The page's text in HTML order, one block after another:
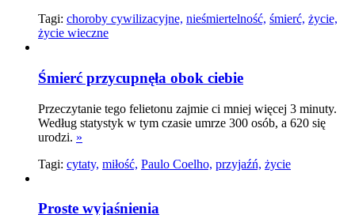
Tagi: choroby cywilizacyjne, nieśmiertelność, śmierć, życie,
życie wieczne
Śmierć przycupnęła obok ciebie
Przeczytanie tego felietonu zajmie ci mniej więcej 3 minuty.
Według statystyk w tym czasie umrze 300 osób, a 620 się
urodzi. »
Tagi: cytaty, miłość, Paulo Coelho, przyjaźń, życie
Proste wyjaśnienia